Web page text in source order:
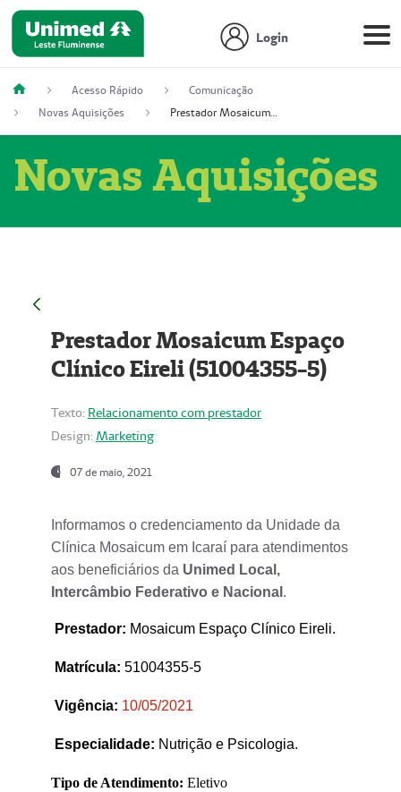
Login
Acesso Rápido
Comunicação
Novas Aquisições
Prestador Mosaicum Espaço Clínico Eireli (51004355-5)
Novas Aquisições
Prestador Mosaicum Espaço
Clínico Eireli (51004355-5)
Texto: Relacionamento com prestador
Design: Marketing
07 de maio, 2021
Informamos o credenciamento da Unidade da
Clínica Mosaicum em Icaraí para atendimentos
aos beneficiários da Unimed Local,
Intercâmbio Federativo e Nacional .
Prestador: Mosaicum Espaço Clínico Eireli.
Matrícula: 51004355-5
Vigência: 10/05/2021
Especialidade: Nutrição e Psicologia.
Tipo de Atendimento: Eletivo